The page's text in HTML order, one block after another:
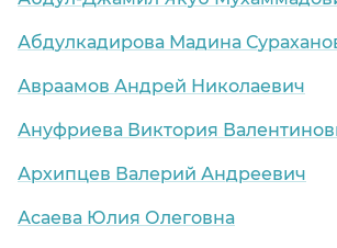
Абдулкадирова Мадина
Авраамов Андрей Николаевич
Ануфриева Виктория
Архипцев Валерий Андреевич
Асаева Юлия Олеговна